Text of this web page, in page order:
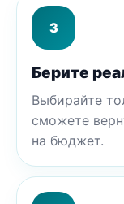
3
Берите
Выбирайте
сможете
на бюджет.